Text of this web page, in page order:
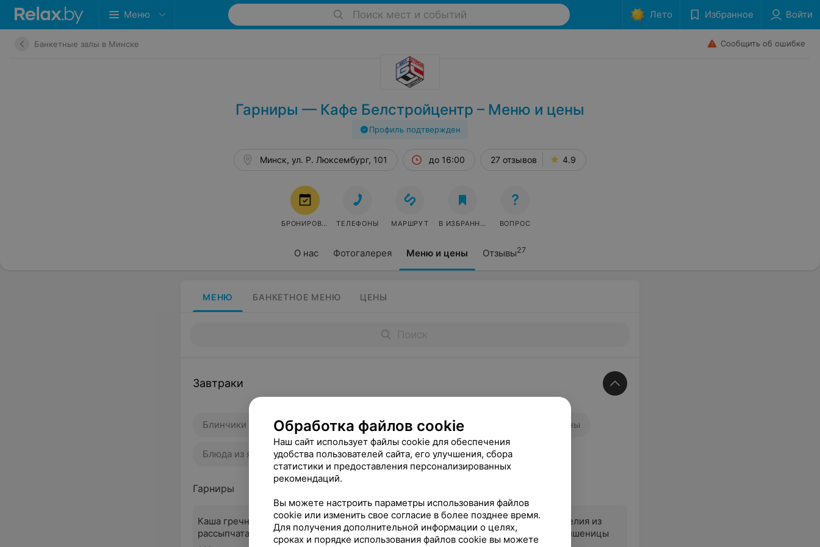
Меню Поиск мест и событий Лето Избранное Войти
Банкетные залы в Минске Сообщить об ошибке
Гарниры — Кафе Белстройцентр – Меню и цены
Профиль подтвержден
О нас Фотогалерея Меню и цены Отзывы27
Минск, ул. Р. Люксембург, 101 до 16:00 27 отзывов 4.9
БРОНИРОВАТЬ ТЕЛЕФОНЫ МАРШРУТ В ИЗБРАННОЕ ВОПРОС
МЕНЮ БАНКЕТНОЕ МЕНЮ ЦЕНЫ
Завтраки
Блинчики Блюда из творога Бутерброды, тосты Тортильи, круассаны
Блюда из яиц Мясные блюда Гарниры Дополнительно
Гарниры
Каша гречневая
рассыпчатая
Каша овсяная жидкая на
молоке
Макаронные изделия из
твердых сортов пшеницы
Обработка файлов cookie
Наш сайт использует файлы cookie для обеспечения
удобства пользователей сайта, его улучшения, сбора
статистики и предоставления персонализированных
рекомендаций.
Вы можете настроить параметры использования файлов
cookie или изменить свое согласие в более позднее время.
Для получения дополнительной информации о целях,
сроках и порядке использования файлов cookie вы можете